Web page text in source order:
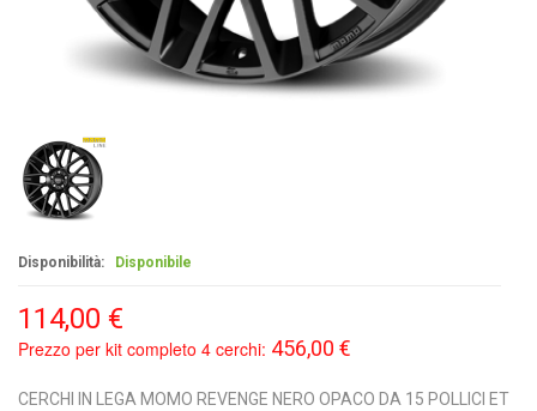
Disponibilità: Disponibile
114,00 €
Prezzo per kit completo 4 cerchi: 456,00 €
CERCHI IN LEGA MOMO REVENGE NERO OPACO DA 15 POLLICI ET